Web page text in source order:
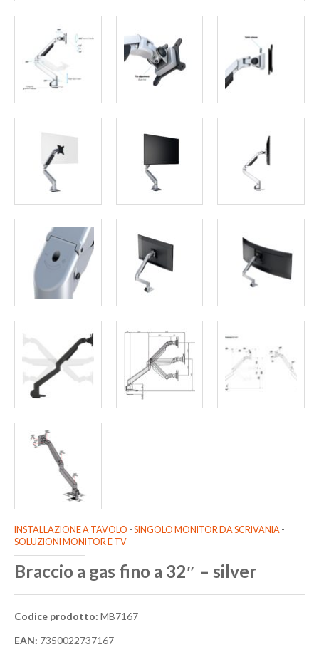
INSTALLAZIONE A TAVOLO - SINGOLO MONITOR DA SCRIVANIA -
SOLUZIONI MONITOR E TV
Braccio a gas fino a 32″ – silver
Codice prodotto: MB7167
EAN: 7350022737167